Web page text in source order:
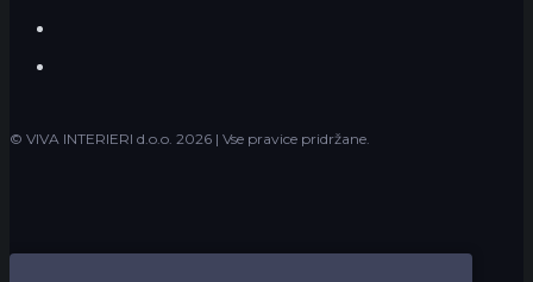
© VIVA INTERIERI d.o.o. 2026 | Vse pravice pridržane.